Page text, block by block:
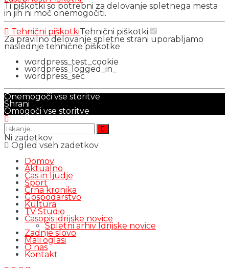
Ti piškotki so potrebni za delovanje spletnega mesta
in jih ni moč onemogočiti.
Tehnični piškotkiTehnični piškotki
Za pravilno delovanje spletne strani uporabljamo
naslednje tehnične piškotke
wordpress_test_cookie
wordpress_logged_in_
wordpress_sec
Onemogoči vse storitve
Shrani
Omogoči vse storitve
Ni zadetkov
Ogled vseh zadetkov
Domov
Aktualno
Čas in ljudje
Šport
Črna kronika
Gospodarstvo
Kultura
TV Studio
Časopis idrijske novice
Spletni arhiv Idrijske novice
Zadnje slovo
Mali oglasi
O nas
Kontakt